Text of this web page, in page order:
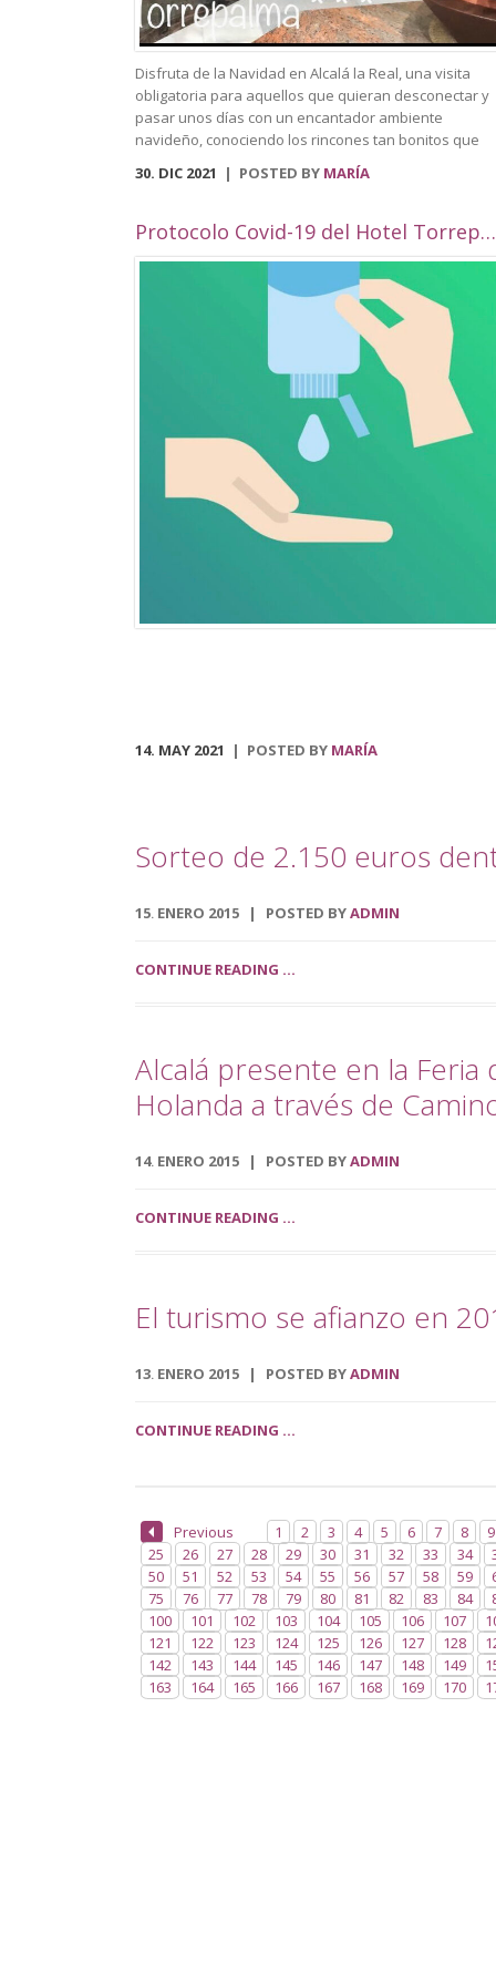
Disfruta de la Navidad en Alcalá la Real, una visita
obligatoria para aquellos que quieran desconectar y
pasar unos días con un encantador ambiente
navideño, conociendo los rincones tan bonitos que
ofrece nuestra localidad. Este año, Alcalá la Real
oferta todo tipo de actividades para todos los públicos
los Álamos y la Plaza del Ayuntamiento pasarán ser un
hielo artificial y un tiovivo, acompañados de un
alumbrado navideño digno de la hermosura de
nuestra localidad junto a puestos de castañas,
buñuelos y algodón dulce. Además, en el Compás de
Consolación albergará un elemento gigante en 3D que
reforzará la bonita iluminación ya mencionada. Podrás
perderte por nuestras calles decoradas, que contarán
con numerosas fachadas con ambientación navideña,
por la celebración de un concurso de fachadas y
escaparates. Volverá el Rey Virtual, del 26 de
diciembre al 4 de enero, y el encantador belén
municipal, que podrá ser visitado en el centro social
polivalente La Tejuela. Regresa también el Tren de
30. DIC 2021 POSTED BY MARÍA
Protocolo Covid-19 del Hotel Torrepalma***
14. MAY 2021 POSTED BY MARÍA
Sorteo de 2.150 euros
15. ENERO 2015 POSTED BYADMIN
CONTINUE READING ...
Alcalá presente en la
Holanda a través de
14. ENERO 2015 POSTED BYADMIN
CONTINUE READING ...
El turismo se afianzo en
13. ENERO 2015 POSTED BYADMIN
CONTINUE READING ...
Previous 1 2 3 4 5 6 7 8 9
25
26 27 28 29 30 31 32 33 34
50
51 52 53 54 55 56 57 58 59
75
76 77 78 79 80 81 82 83 84
100
101 102 103 104 105 106 107
121
122 123 124 125 126 127 128
142
143 144 145 146 147 148 149
163
164 165 166 167 168 169 170